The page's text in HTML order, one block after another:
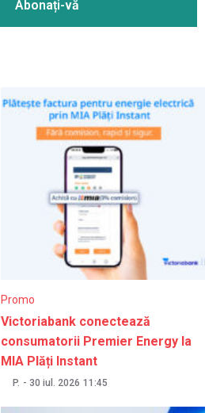
Promo
Victoriabank conectează
consumatorii Premier Energy la
MIA Plăți Instant
P. - 30 iul. 2026 11:45